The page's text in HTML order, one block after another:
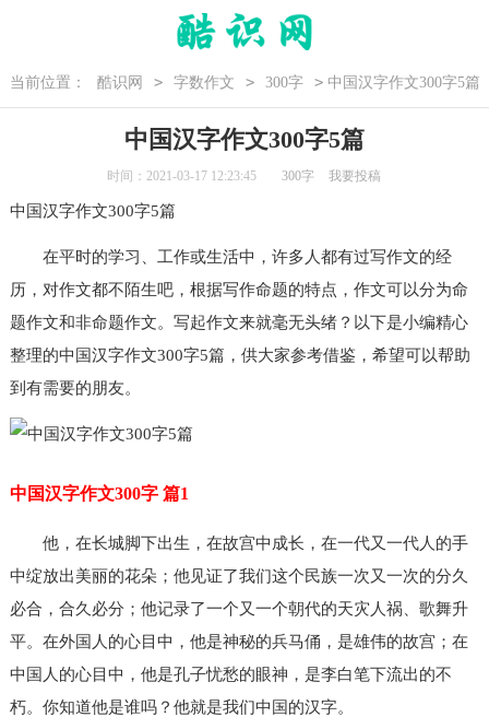
当前位置： 酷识网 > 字数作文 > 300字 >中国汉字作文300字5篇
中国汉字作文300字5篇
时间：2021-03-17 12:23:45 300字 我要投稿
中国汉字作文300字5篇
在平时的学习、工作或生活中，许多人都有过写作文的经
历，对作文都不陌生吧，根据写作命题的特点，作文可以分为命
题作文和非命题作文。写起作文来就毫无头绪？以下是小编精心
整理的中国汉字作文300字5篇，供大家参考借鉴，希望可以帮助
到有需要的朋友。
中国汉字作文300字 篇1
他，在长城脚下出生，在故宫中成长，在一代又一代人的手
中绽放出美丽的花朵；他见证了我们这个民族一次又一次的分久
必合，合久必分；他记录了一个又一个朝代的天灾人祸、歌舞升
平。在外国人的心目中，他是神秘的兵马俑，是雄伟的故宫；在
中国人的心目中，他是孔子忧愁的眼神，是李白笔下流出的不
朽。你知道他是谁吗？他就是我们中国的汉字。